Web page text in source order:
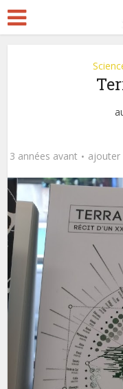
3 années avant
ajouter